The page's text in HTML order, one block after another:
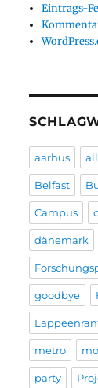
Eintrags-
aarhus
Belfast
Campus
dänemark
goodbye
metro
party